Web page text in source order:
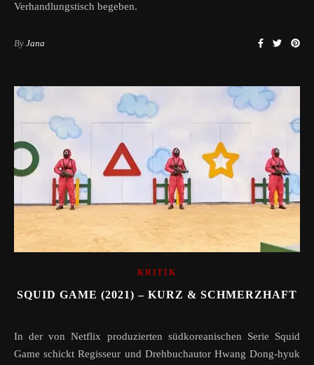
Verhandlungstisch begeben.
By Jana
KRITIK
SQUID GAME (2021) – KURZ & SCHMERZHAFT
In der von Netflix produzierten südkoreanischen Serie Squid
Game schickt Regisseur und Drehbuchautor Hwang Dong-hyuk